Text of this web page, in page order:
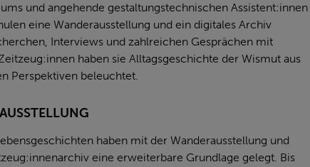
und angehende gestaltungstechnischen Assistent:innen
eine Wanderausstellung und ein digitales Archiv
Interviews und zahlreichen Gesprächen mit
haben sie Alltagsgeschichte der Wismut aus
Perspektiven beleuchtet.
haben mit der Wanderausstellung und
eine erweiterbare Grundlage gelegt. Bis